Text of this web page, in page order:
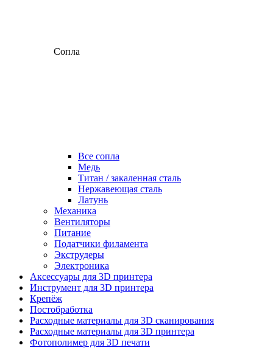
Сопла
Все сопла
Медь
Титан / закаленная сталь
Нержавеющая сталь
Латунь
Механика
Вентиляторы
Питание
Податчики филамента
Экструдеры
Электроника
Аксессуары для 3D принтера
Инструмент для 3D принтера
Крепёж
Постобработка
Расходные материалы для 3D сканирования
Расходные материалы для 3D принтера
Фотополимер для 3D печати